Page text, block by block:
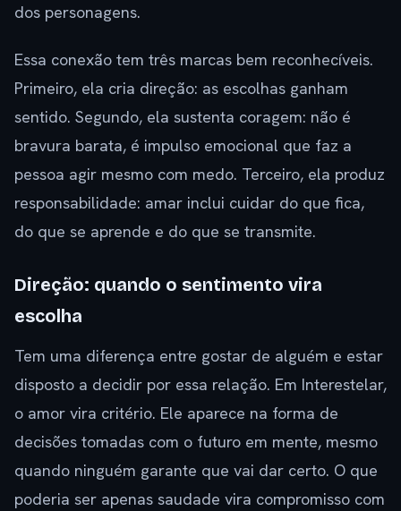
dos personagens.
Essa conexão tem três marcas bem reconhecíveis.
Primeiro, ela cria direção: as escolhas ganham
sentido. Segundo, ela sustenta coragem: não é
bravura barata, é impulso emocional que faz a
pessoa agir mesmo com medo. Terceiro, ela produz
responsabilidade: amar inclui cuidar do que fica,
do que se aprende e do que se transmite.
Direção: quando o sentimento vira
escolha
Tem uma diferença entre gostar de alguém e estar
disposto a decidir por essa relação. Em Interestelar,
o amor vira critério. Ele aparece na forma de
decisões tomadas com o futuro em mente, mesmo
quando ninguém garante que vai dar certo. O que
poderia ser apenas saudade vira compromisso com